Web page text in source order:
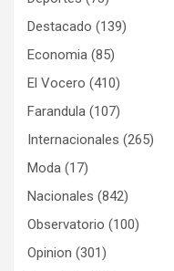
Destacado (139)
Economia (85)
El Vocero (410)
Farandula (107)
Internacionales (265)
Moda (17)
Nacionales (842)
Observatorio (100)
Opinion (301)